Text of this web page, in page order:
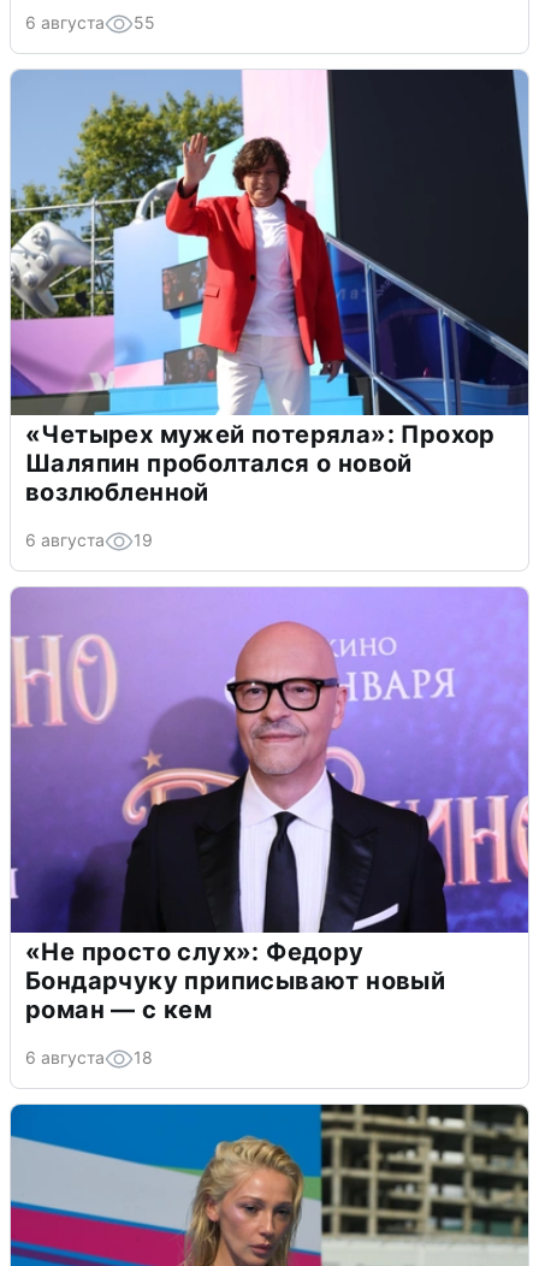
6 августа 55
«Четырех мужей потеряла»: Прохор
Шаляпин проболтался о новой
возлюбленной
6 августа 19
«Не просто слух»: Федору
Бондарчуку приписывают новый
роман — с кем
6 августа 18